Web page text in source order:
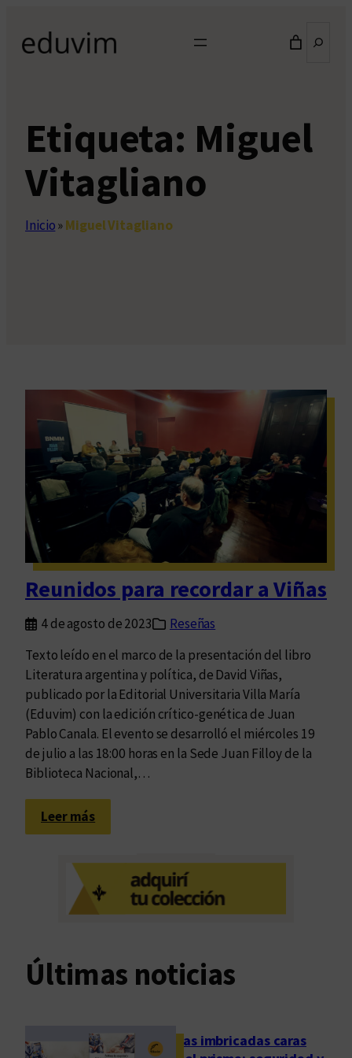
contenido
Etiqueta: Miguel
Vitagliano
Inicio»Miguel Vitagliano
Reunidos para recordar a Viñas
4 de agosto de 2023
Reseñas
Texto leído en el marco de la presentación del libro
Literatura argentina y política, de David Viñas,
publicado por la Editorial Universitaria Villa María
(Eduvim) con la edición crítico-genética de Juan
Pablo Canala. El evento se desarrolló el miércoles 19
de julio a las 18:00 horas en la Sede Juan Filloy de la
Biblioteca Nacional,…
Leer más:
R
n
i
s
r
a
Últimas noticias
Las imbricadas caras